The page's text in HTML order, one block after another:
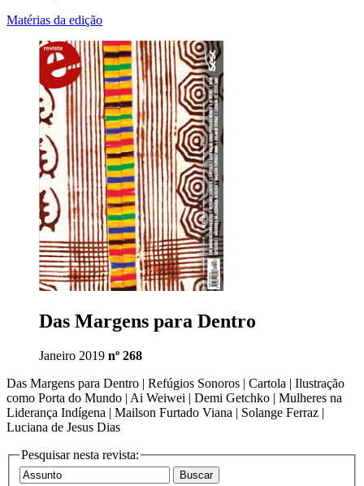
Matérias da edição
Das Margens para Dentro
Janeiro 2019 nº 268
Das Margens para Dentro | Refúgios Sonoros | Cartola | Ilustração
como Porta do Mundo | Ai Weiwei | Demi Getchko | Mulheres na
Liderança Indígena | Mailson Furtado Viana | Solange Ferraz |
Luciana de Jesus Dias
Pesquisar nesta revista: